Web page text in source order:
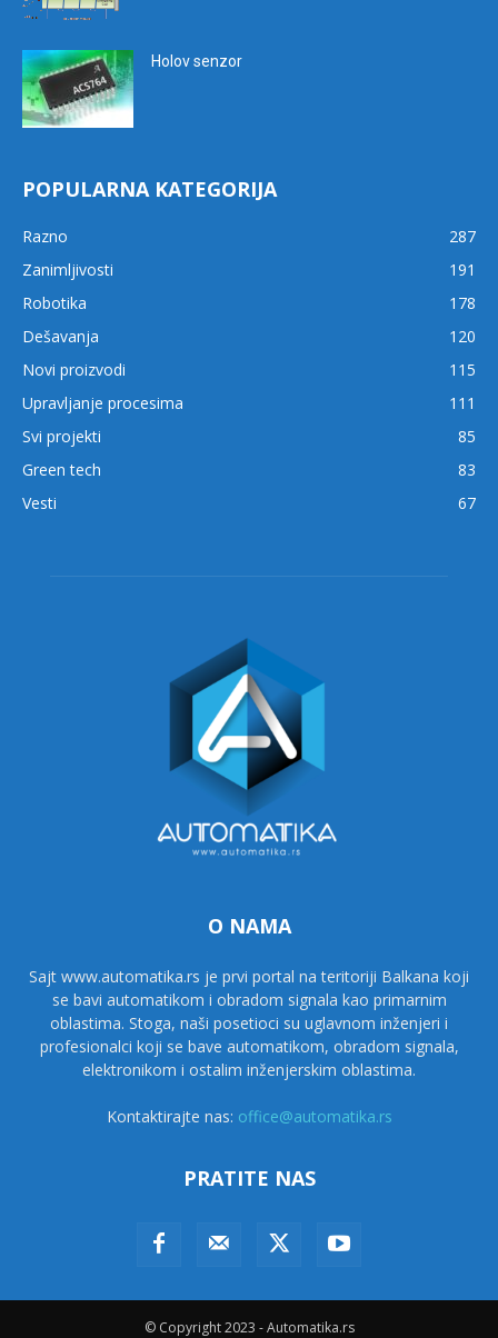
Holov senzor
POPULARNA KATEGORIJA
Razno
287
Zanimljivosti
191
Robotika
178
Dešavanja
120
Novi proizvodi
115
Upravljanje procesima
111
Svi projekti
85
Green tech
83
Vesti
67
O NAMA
Sajt www.automatika.rs je prvi portal na teritoriji Balkana koji
se bavi automatikom i obradom signala kao primarnim
oblastima. Stoga, naši posetioci su uglavnom inženjeri i
profesionalci koji se bave automatikom, obradom signala,
elektronikom i ostalim inženjerskim oblastima.
Kontaktirajte nas: office@automatika.rs
PRATITE NAS
© Copyright 2023 - Automatika.rs